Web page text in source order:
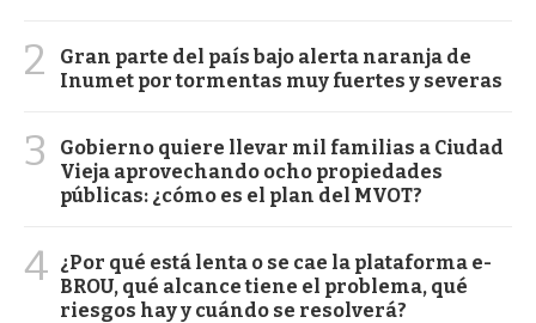
2
Gran parte del país bajo alerta naranja de
Inumet por tormentas muy fuertes y severas
3
Gobierno quiere llevar mil familias a Ciudad
Vieja aprovechando ocho propiedades
públicas: ¿cómo es el plan del MVOT?
4 ¿Por qué está lenta o se cae la plataforma e-
BROU, qué alcance tiene el problema, qué
riesgos hay y cuándo se resolverá?